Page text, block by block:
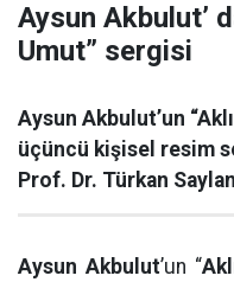
Aysun Akbulut’
Umut” sergisi
Aysun Akbulut’un
üçüncü kişisel resim
Prof. Dr. Türkan
Aysun Akbulut’un “